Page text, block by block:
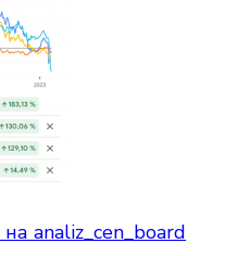
на analiz_cen_board